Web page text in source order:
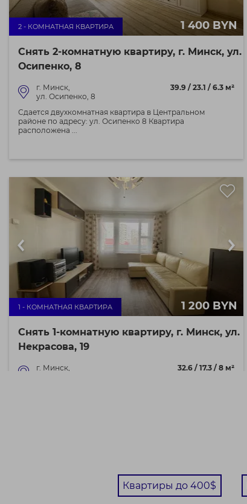
2 - КОМНАТНАЯ КВАРТИРА 1 400 BYN
Снять 2-комнатную квартиру, г. Минск, ул.
Осипенко, 8
г. Минск,
ул. Осипенко, 8
39.9 / 23.1 / 6.3 м²
Сдается двухкомнатная квартира в Центральном
районе по адресу: ул. Осипенко 8 Квартира
расположена ...
1 - КОМНАТНАЯ КВАРТИРА 1 200 BYN
Снять 1-комнатную квартиру, г. Минск, ул.
Некрасова, 19
г. Минск,
32.6 / 17.3 / 8 м²
Квартиры до 400$